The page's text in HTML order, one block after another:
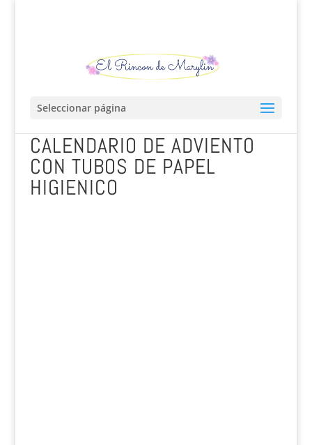
Seleccionar página
CALENDARIO DE ADVIENTO
CON TUBOS DE PAPEL
HIGIENICO